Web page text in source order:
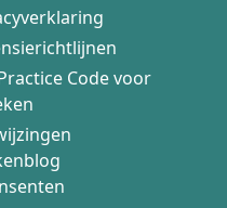
Code voor